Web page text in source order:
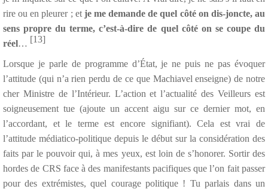
rire ou en pleurer ; et je me demande de quel côté on dis-joncte, au
sens propre du terme, c’est-à-dire de quel côté on se coupe du
réel… [13]
Lorsque je parle de programme d’État, je ne puis ne pas évoquer
l’attitude (qui n’a rien perdu de ce que Machiavel enseigne) de notre
cher Ministre de l’Intérieur. L’action et l’actualité des Veilleurs est
soigneusement tue (ajoute un accent aigu sur ce dernier mot, en
l’accordant, et le terme est encore signifiant). Cela est vrai de
l’attitude médiatico-politique depuis le début sur la considération des
faits par le pouvoir qui, à mes yeux, est loin de s’honorer. Sortir des
hordes de CRS face à des manifestants pacifiques que l’on fait passer
pour des extrémistes, quel courage politique ! Tu parlais dans un